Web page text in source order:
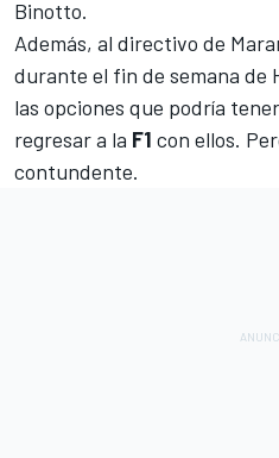
Binotto.
Además, al directivo de
durante el fin de semana de
las opciones que podría
regresar a la F1 con ellos.
contundente.